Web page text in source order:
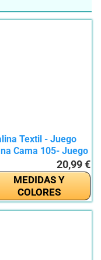
Textil - Juego
Cama 105- Juego
20,99 €
MEDIDAS Y
COLORES